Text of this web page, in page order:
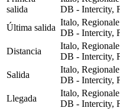
salida
DB - Intercity,
Última salida
Italo,
DB - Intercity,
Distancia
Italo,
DB - Intercity,
Salida
Italo,
DB - Intercity,
Llegada
Italo,
DB - Intercity,